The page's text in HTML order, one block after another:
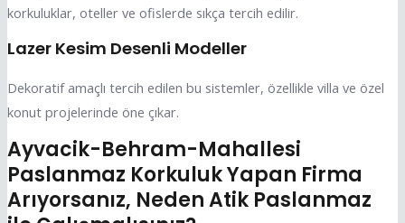
korkuluklar, oteller ve ofislerde sıkça tercih edilir.
Lazer Kesim Desenli Modeller
Dekoratif amaçlı tercih edilen bu sistemler, özellikle villa ve özel
konut projelerinde öne çıkar.
Ayvacik-Behram-Mahallesi
Paslanmaz Korkuluk Yapan Firma
Arıyorsanız, Neden Atik Paslanmaz